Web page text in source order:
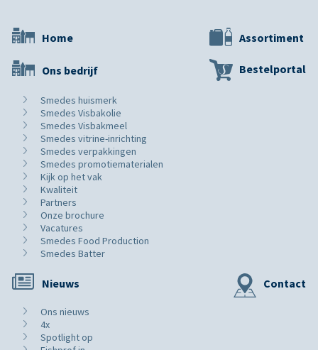
Home
Ons bedrijf
Smedes huismerk
Smedes Visbakolie
Smedes Visbakmeel
Smedes vitrine-inrichting
Smedes verpakkingen
Smedes promotiematerialen
Kijk op het vak
Kwaliteit
Partners
Onze brochure
Vacatures
Smedes Food Production
Smedes Batter
Assortiment
Bestelportal
Nieuws
Ons nieuws
4x
Spotlight op
Contact